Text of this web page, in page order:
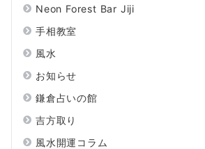
Neon Forest Bar Jiji
手相教室
風水
お知らせ
鎌倉占いの館
吉方取り
風水開運コラム